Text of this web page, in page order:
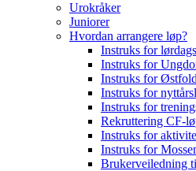
Urokråker
Juniorer
Hvordan arrangere løp?
Instruks for
Instruks for
Instruks for
Instruks for
Instruks for
Rekruttering CF-
Instruks for
Instruks for
Brukerveiledning